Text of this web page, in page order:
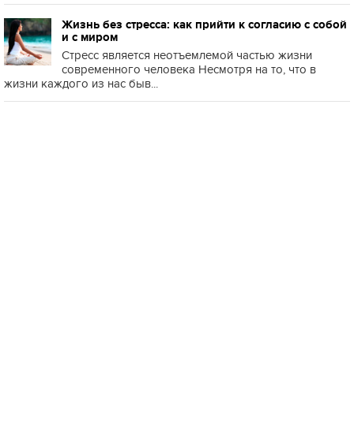
Жизнь без стресса: как прийти к согласию с собой
и с миром
Стресс является неотъемлемой частью жизни
современного человека Несмотря на то, что в
жизни каждого из нас быв...